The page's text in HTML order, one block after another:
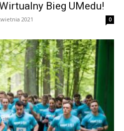
Bieg UMedu!
2021 0